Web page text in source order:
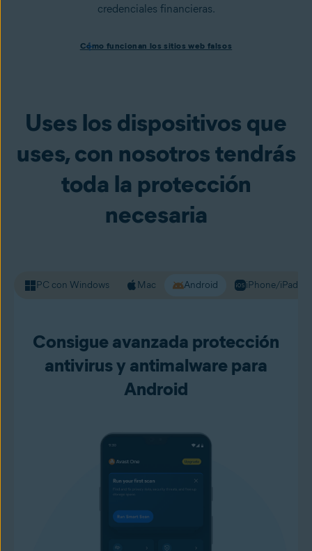
credenciales financieras.
Los ciberdelincuentes suelen utilizar los sitios web
información, como tus contraseñas y otros datos
personales. Premium Security te avisa de los sitios web
peligrosos antes de cargarlos para que disfrutes de tu vida
digital con más confianza.
Cómo funcionan los sitios web falsos
Uses los dispositivos que
uses, con nosotros tendrás
toda la protección
necesaria
PC con Windows Mac Android iPhone/iPad
Consigue avanzada protección
antivirus y antimalware para
Android